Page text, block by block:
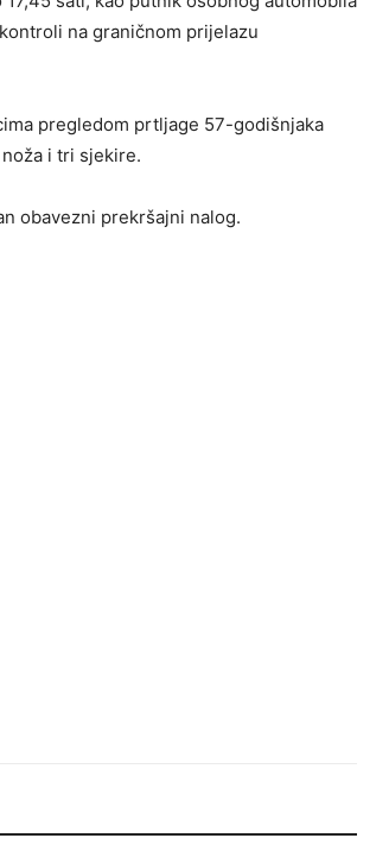
na graničnom prijelazu
pregledom prtljage 57-godišnjaka
i tri sjekire.
obavezni prekršajni nalog.